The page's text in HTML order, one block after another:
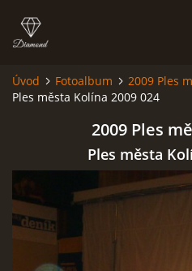
HISTORIE
JAK VYPADÁME
Úvod Fotoalbum
2009 Ples
Ples města Kolína 2009 024
2009 Ples
Ples města